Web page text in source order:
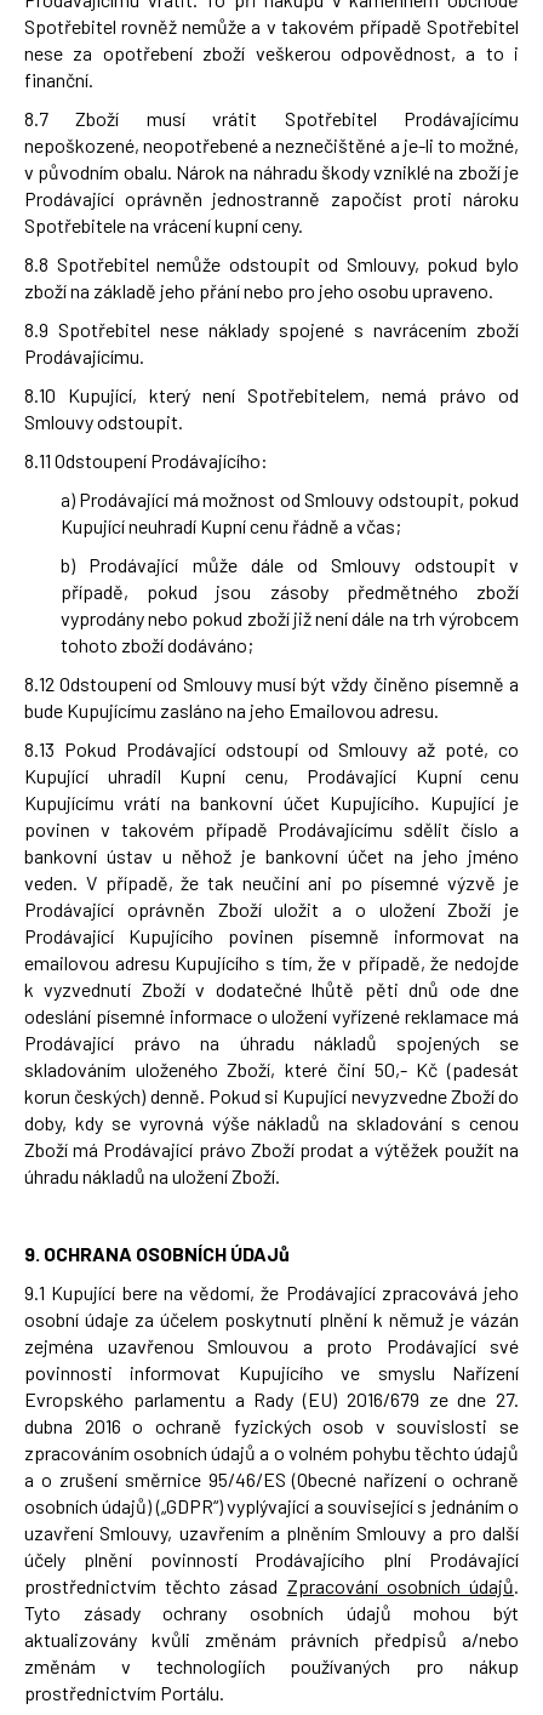
Spotřebitel rovněž nemůže a v takovém případě Spotřebitel
nese za opotřebení zboží veškerou odpovědnost, a to i
finanční.
8.7 Zboží musí vrátit Spotřebitel Prodávajícímu
nepoškozené, neopotřebené a neznečištěné a je-li to možné,
v původním obalu. Nárok na náhradu škody vzniklé na zboží je
Prodávající oprávněn jednostranně započíst proti nároku
Spotřebitele na vrácení kupní ceny.
8.8 Spotřebitel nemůže odstoupit od Smlouvy, pokud bylo
zboží na základě jeho přání nebo pro jeho osobu upraveno.
8.9 Spotřebitel nese náklady spojené s navrácením zboží
Prodávajícímu.
8.10 Kupující, který není Spotřebitelem, nemá právo od
Smlouvy odstoupit.
8.11 Odstoupení Prodávajícího:
a) Prodávající má možnost od Smlouvy odstoupit, pokud
Kupující neuhradí Kupní cenu řádně a včas;
b) Prodávající může dále od Smlouvy odstoupit v
případě, pokud jsou zásoby předmětného zboží
vyprodány nebo pokud zboží již není dále na trh výrobcem
tohoto zboží dodáváno;
8.12 Odstoupení od Smlouvy musí být vždy činěno písemně a
bude Kupujícímu zasláno na jeho Emailovou adresu.
8.13 Pokud Prodávající odstoupí od Smlouvy až poté, co
Kupující uhradil Kupní cenu, Prodávající Kupní cenu
Kupujícímu vrátí na bankovní účet Kupujícího. Kupující je
povinen v takovém případě Prodávajícímu sdělit číslo a
bankovní ústav u něhož je bankovní účet na jeho jméno
veden. V případě, že tak neučiní ani po písemné výzvě je
Prodávající oprávněn Zboží uložit a o uložení Zboží je
Prodávající Kupujícího povinen písemně informovat na
emailovou adresu Kupujícího s tím, že v případě, že nedojde
k vyzvednutí Zboží v dodatečné lhůtě pěti dnů ode dne
odeslání písemné informace o uložení vyřízené reklamace má
Prodávající právo na úhradu nákladů spojených se
skladováním uloženého Zboží, které činí 50,- Kč (padesát
korun českých) denně. Pokud si Kupující nevyzvedne Zboží do
doby, kdy se vyrovná výše nákladů na skladování s cenou
Zboží má Prodávající právo Zboží prodat a výtěžek použít na
úhradu nákladů na uložení Zboží.
9. OCHRANA OSOBNÍCH ÚDAJů
9.1 Kupující bere na vědomí, že Prodávající zpracovává jeho
osobní údaje za účelem poskytnutí plnění k němuž je vázán
zejména uzavřenou Smlouvou a proto Prodávající své
povinnosti informovat Kupujícího ve smyslu Nařízení
Evropského parlamentu a Rady (EU) 2016/679 ze dne 27.
dubna 2016 o ochraně fyzických osob v souvislosti se
zpracováním osobních údajů a o volném pohybu těchto údajů
a o zrušení směrnice 95/46/ES (Obecné nařízení o ochraně
osobních údajů) („GDPR“) vyplývající a související s jednáním o
uzavření Smlouvy, uzavřením a plněním Smlouvy a pro další
účely plnění povinností Prodávajícího plní Prodávající
prostřednictvím těchto zásad Zpracování osobních údajů
Tyto zásady ochrany osobních údajů mohou být
aktualizovány kvůli změnám právních předpisů a/nebo
změnám v technologiích používaných pro nákup
prostřednictvím Portálu.